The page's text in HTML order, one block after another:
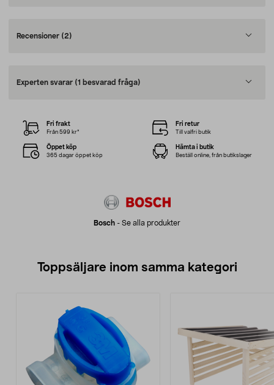
Recensioner (2)
Experten svarar (1 besvarad fråga)
Bosch - Se alla produkter
Fri frakt
Från 599 kr*
Fri retur
Till valfri butik
Öppet köp
365 dagar öppet köp
Hämta i butik
Beställ online, från butikslager
Toppsäljare inom samma kategori